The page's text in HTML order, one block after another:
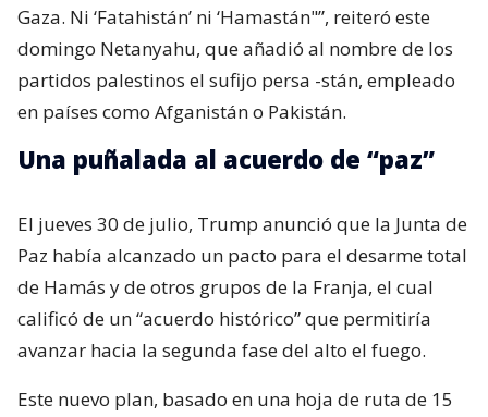
Gaza. Ni ‘Fatahistán’ ni ‘Hamastán"”, reiteró este
domingo Netanyahu, que añadió al nombre de los
partidos palestinos el sufijo persa -stán, empleado
en países como Afganistán o Pakistán.
Una puñalada al acuerdo de “paz”
El jueves 30 de julio, Trump anunció que la Junta de
Paz había alcanzado un pacto para el desarme total
de Hamás y de otros grupos de la Franja, el cual
calificó de un “acuerdo histórico” que permitiría
avanzar hacia la segunda fase del alto el fuego.
Este nuevo plan, basado en una hoja de ruta de 15